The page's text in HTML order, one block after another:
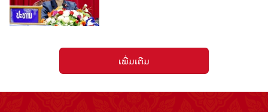
ເພີ່ມເຕີມ